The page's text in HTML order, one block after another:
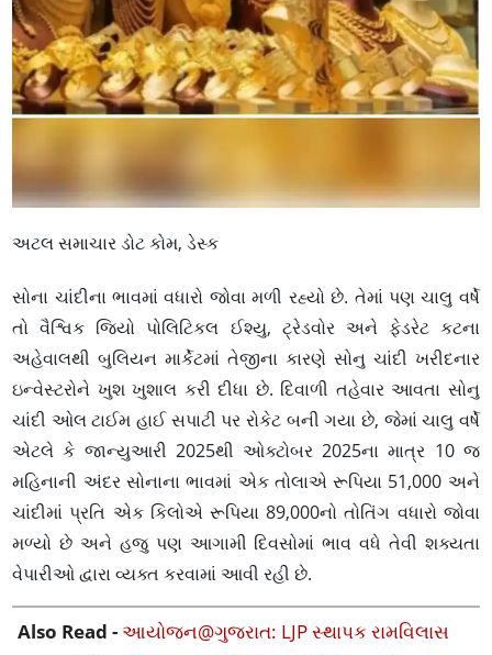
અટલ સમાચાર ડોટ કોમ, ડેસ્ક
સોના ચાંદીના ભાવમાં વધારો જોવા મળી રહ્યો છે. તેમાં પણ ચાલુ વર્ષે
તો વૈશ્વિક જિયો પોલિટિકલ ઈશ્યુ, ટ્રેડવોર અને ફેડરેટ કટના
અહેવાલથી બુલિયન માર્કેટમાં તેજીના કારણે સોનુ ચાંદી ખરીદનાર
ઇન્વેસ્ટરોને ખુશ ખુશાલ કરી દીધા છે. દિવાળી તહેવાર આવતા સોનુ
ચાંદી ઓલ ટાઈમ હાઈ સપાટી પર રોકેટ બની ગયા છે, જેમાં ચાલુ વર્ષે
એટલે કે જાન્યુઆરી 2025થી ઓક્ટોબર 2025ના માત્ર 10 જ
મહિનાની અંદર સોનાના ભાવમાં એક તોલાએ રૂપિયા 51,000 અને
ચાંદીમાં પ્રતિ એક કિલોએ રૂપિયા 89,000નો તોતિંગ વધારો જોવા
મળ્યો છે અને હજુ પણ આગામી દિવસોમાં ભાવ વધે તેવી શક્યતા
વેપારીઓ દ્વારા વ્યક્ત કરવામાં આવી રહી છે.
Also Read -આયોજન@ગુજરાત: LJP સ્થાપક રામવિલાસ